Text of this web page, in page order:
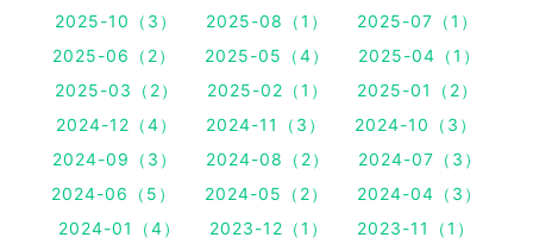
2025-10（3）
2025-08（1）
2025-07（1）
2025-06（2）
2025-05（4）
2025-04（1）
2025-03（2）
2025-02（1）
2025-01（2）
2024-12（4）
2024-11（3）
2024-10（3）
2024-09（3）
2024-08（2）
2024-07（3）
2024-06（5）
2024-05（2）
2024-04（3）
2024-01（4）
2023-12（1）
2023-11（1）